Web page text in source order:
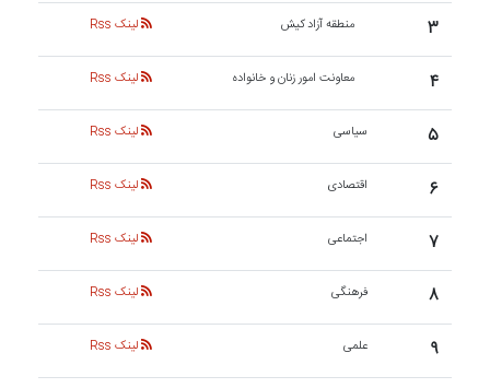
۳ منطقه آزاد کیش لینک Rss
۴ معاونت امور زنان و خانواده لینک Rss
۵ سیاسی لینک Rss
۶ اقتصادی لینک Rss
۷ اجتماعی لینک Rss
۸ فرهنگی لینک Rss
۹ علمی لینک Rss